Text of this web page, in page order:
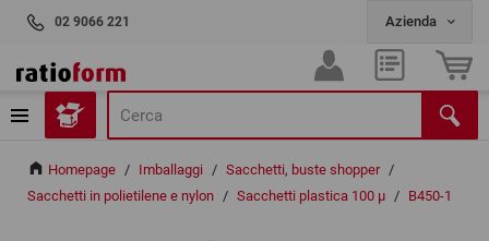
02 9066 221
Homepage / Imballaggi / Sacchetti, buste shopper /
Sacchetti in polietilene e nylon / Sacchetti plastica 100 µ / B450-1